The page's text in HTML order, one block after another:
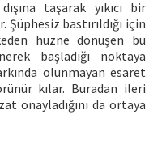
taşarak yıkıcı bir
bastırıldığı için
hüzne dönüşen bu
başladığı noktaya
olunmayan esaret
kılar. Buradan ileri
onayladığını da ortaya